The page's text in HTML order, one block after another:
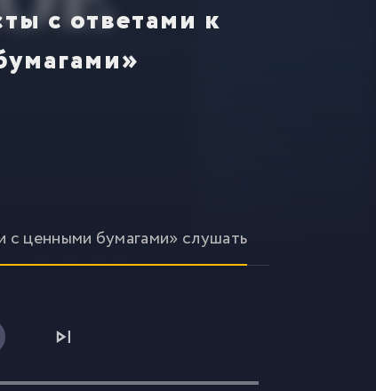
с ответами к
ценными бумагами» слушать